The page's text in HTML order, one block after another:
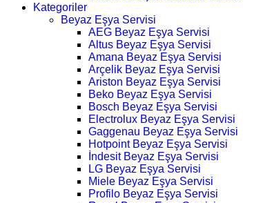
Kategoriler
Beyaz Eşya Servisi
AEG Beyaz Eşya Servisi
Altus Beyaz Eşya Servisi
Amana Beyaz Eşya Servisi
Arçelik Beyaz Eşya Servisi
Ariston Beyaz Eşya Servisi
Beko Beyaz Eşya Servisi
Bosch Beyaz Eşya Servisi
Electrolux Beyaz Eşya Servisi
Gaggenau Beyaz Eşya Servisi
Hotpoint Beyaz Eşya Servisi
İndesit Beyaz Eşya Servisi
LG Beyaz Eşya Servisi
Miele Beyaz Eşya Servisi
Profilo Beyaz Eşya Servisi